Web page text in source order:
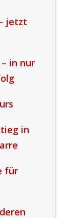
jetzt
in nur
in
für